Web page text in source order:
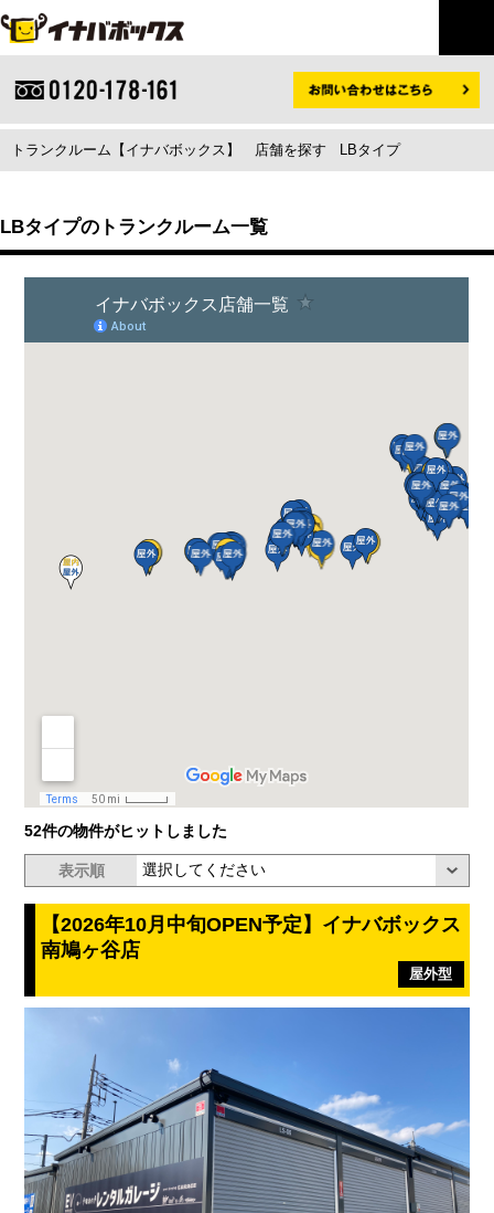
トランクルーム【イナバボックス】 店舗を探す LBタイプ
LBタイプのトランクルーム一覧
52件の物件がヒットしました
表示順
【2026年10月中旬OPEN予定】イナバボックス
南鳩ヶ谷店
屋外型